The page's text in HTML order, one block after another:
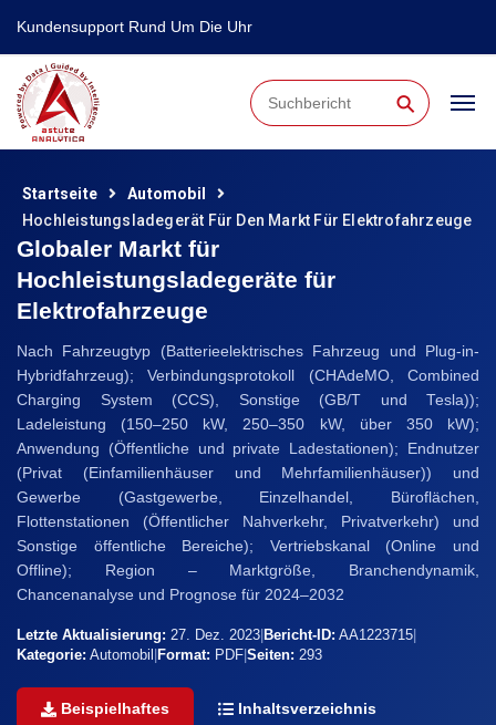
Kundensupport Rund Um Die Uhr
⚲
Startseite
Automobil
Hochleistungsladegerät Für Den Markt Für Elektrofahrzeuge
Globaler Markt für
Hochleistungsladegeräte für
Elektrofahrzeuge
Nach Fahrzeugtyp (Batterieelektrisches Fahrzeug und Plug-in-
Hybridfahrzeug); Verbindungsprotokoll (CHAdeMO, Combined
Charging System (CCS), Sonstige (GB/T und Tesla));
Ladeleistung (150–250 kW, 250–350 kW, über 350 kW);
Anwendung (Öffentliche und private Ladestationen); Endnutzer
(Privat (Einfamilienhäuser und Mehrfamilienhäuser)) und
Gewerbe (Gastgewerbe, Einzelhandel, Büroflächen,
Flottenstationen (Öffentlicher Nahverkehr, Privatverkehr) und
Sonstige öffentliche Bereiche); Vertriebskanal (Online und
Offline); Region – Marktgröße, Branchendynamik,
Chancenanalyse und Prognose für 2024–2032
Letzte Aktualisierung: 27. Dez. 2023 Bericht-ID: AA1223715
Kategorie: Automobil Format: PDF Seiten: 293
Beispielhaftes Inhaltsverzeichnis